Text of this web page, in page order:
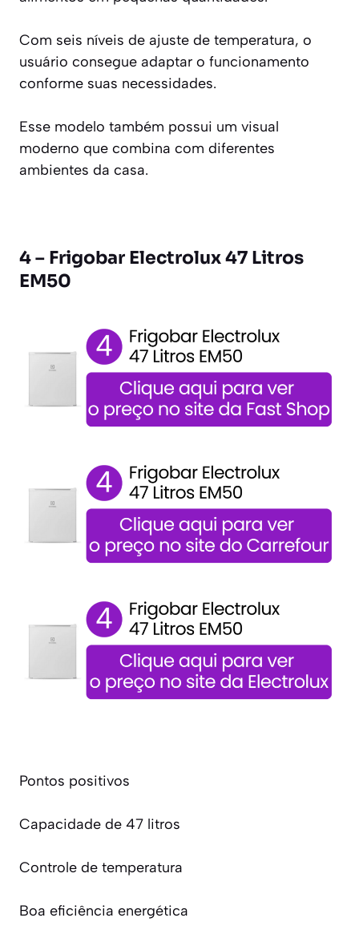
Com seis níveis de ajuste de temperatura, o
usuário consegue adaptar o funcionamento
conforme suas necessidades.
Esse modelo também possui um visual
moderno que combina com diferentes
ambientes da casa.
4 – Frigobar Electrolux 47 Litros
EM50
Pontos positivos
Capacidade de 47 litros
Controle de temperatura
Boa eficiência energética